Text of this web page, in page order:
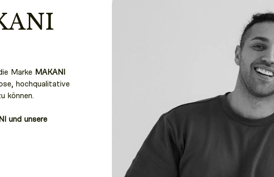
Marke MAKANI
hochqualitative
können.
und unsere